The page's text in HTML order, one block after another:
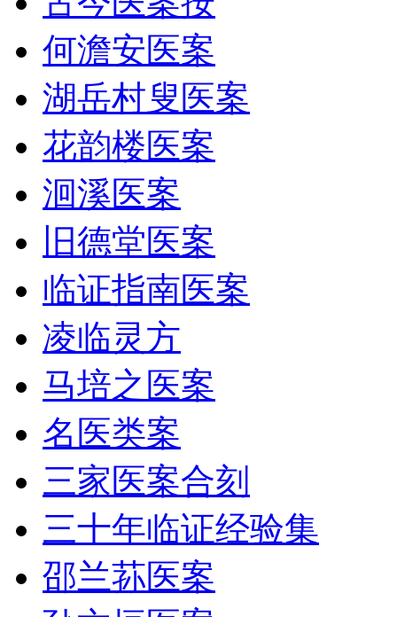
何澹安医案
湖岳村叟医案
花韵楼医案
洄溪医案
旧德堂医案
临证指南医案
凌临灵方
马培之医案
名医类案
三家医案合刻
三十年临证经验集
邵兰荪医案